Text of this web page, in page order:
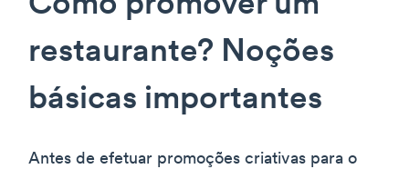
restaurante? Noções
básicas importantes
Antes de efetuar promoções criativas para o